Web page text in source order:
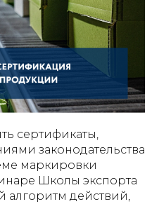
сертификаты,
законодательства
маркировки
Школы экспорта
алгоритм действий,